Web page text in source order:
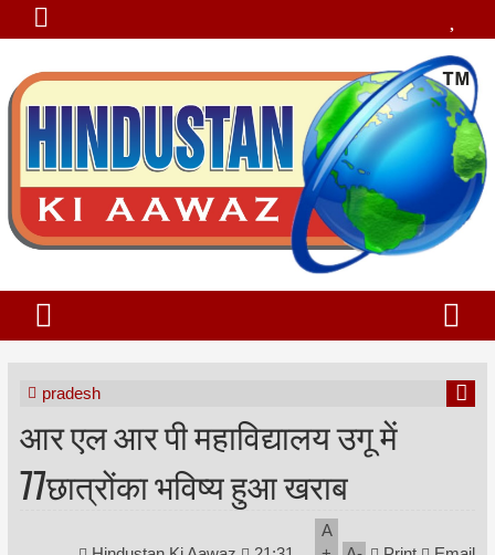
pradesh
आर एल आर पी महाविद्यालय उगू में
77छात्रोंका भविष्य हुआ खराब
A